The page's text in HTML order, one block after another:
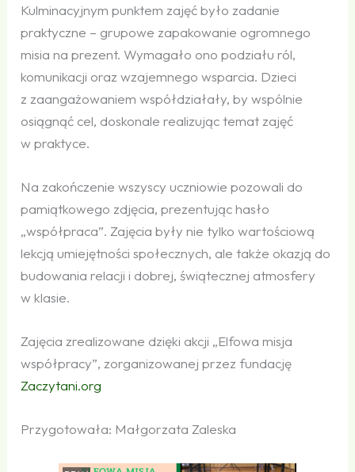
Kulminacyjnym punktem zajęć było zadanie
praktyczne – grupowe zapakowanie ogromnego
misia na prezent. Wymagało ono podziału ról,
komunikacji oraz wzajemnego wsparcia. Dzieci
z zaangażowaniem współdziałały, by wspólnie
osiągnąć cel, doskonale realizując temat zajęć
w praktyce.
Na zakończenie wszyscy uczniowie pozowali do
pamiątkowego zdjęcia, prezentując hasło
„współpraca”. Zajęcia były nie tylko wartościową
lekcją umiejętności społecznych, ale także okazją do
budowania relacji i dobrej, świątecznej atmosfery
w klasie.
Zajęcia zrealizowane dzięki akcji „Elfowa misja
współpracy”, zorganizowanej przez fundację
Zaczytani​.org
Przygotowała: Małgorzata Zaleska